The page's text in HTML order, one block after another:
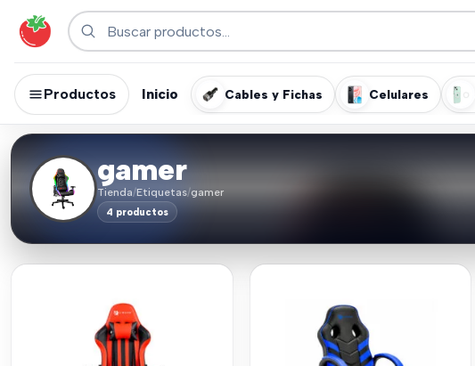
Productos Inicio Cables y Fichas Celulares
gamer
Tienda/Etiquetas/gamer
4 productos